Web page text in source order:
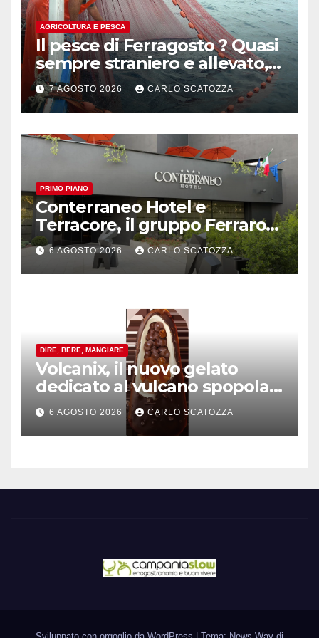
AGRICOLTURA E PESCA
Il pesce di Ferragosto ? Quasi
sempre straniero e allevato,
in sofferenza
7 AGOSTO 2026 CARLO SCATOZZA
PRIMO PIANO
Conterraneo Hotel e
Terracore, il gruppo Ferraro
amplia l’ ospitalità e il gusto
alle porte di Caserta
6 AGOSTO 2026 CARLO SCATOZZA
DIRE, BERE, MANGIARE
Volcanix, il nuovo gelato
dedicato al vulcano spopola,
è nato a Caivano
6 AGOSTO 2026 CARLO SCATOZZA